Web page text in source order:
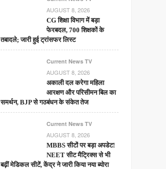
AUGUST 8, 2026
CG शिक्षा विभाग में बड़ा
फेरबदल, 700 शिक्षकों के
तबादले; जारी हुई ट्रांसफर लिस्ट
Current News TV
AUGUST 8, 2026
अकाली दल करेगा महिला
आरक्षण और परिसीमन बिल का
समर्थन, BJP से गठबंधन के संकेत तेज
Current News TV
AUGUST 8, 2026
MBBS सीटों पर बड़ा अपडेट!
NEET सीट मैट्रिक्स से भी
बढ़ीं मेडिकल सीटें, केंद्र ने जारी किया नया ब्योरा